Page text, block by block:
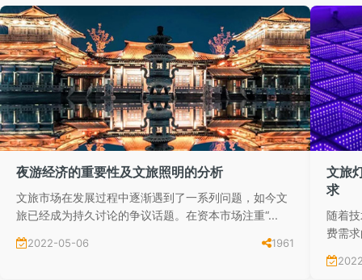
夜游经济的重要性及文旅照明的分析
文旅市场在发展过程中逐渐遇到了一系列问题，如今文
旅已经成为持久讨论的争议话题。在资本市场注重“...
2022-05-06 1961
文旅
求
随着
费需